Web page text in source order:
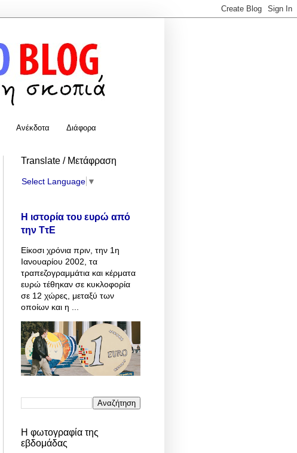
Ανέκδοτα Διάφορα
Translate / Μετάφραση
Select Language ▼
Η ιστορία του ευρώ από
την ΤτΕ
Είκοσι χρόνια πριν, την 1η
Ιανουαρίου 2002, τα
τραπεζογραμμάτια και κέρματα
ευρώ τέθηκαν σε κυκλοφορία
σε 12 χώρες, μεταξύ των
οποίων και η ...
Η φωτογραφία της
εβδομάδας